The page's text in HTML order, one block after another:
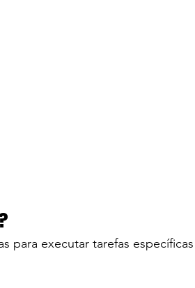
para executar tarefas específicas